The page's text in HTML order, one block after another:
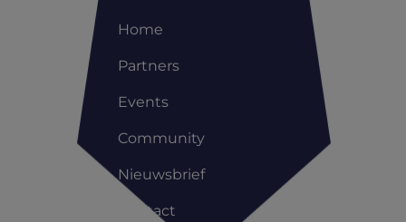
Home
Partners
Events
Community
Nieuwsbrief
Contact